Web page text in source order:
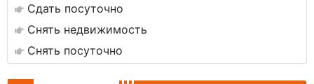
Сдать посуточно
Снять недвижимость
Снять посуточно